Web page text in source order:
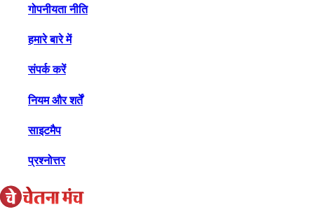
गोपनीयता नीति
हमारे बारे में
संपर्क करें
नियम और शर्तें
साइटमैप
प्रश्नोत्तर